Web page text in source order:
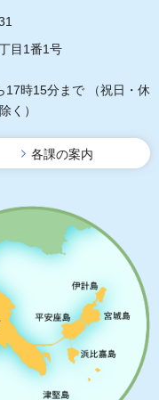
目1番1号
17時15分まで
（祝日・休
く）
各課の案内